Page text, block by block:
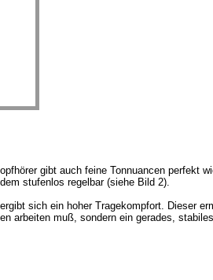
gibt auch feine Tonnuancen perfekt
stufenlos regelbar (siehe Bild 2).
sich ein hoher Tragekompfort. Dieser
arbeiten muß, sondern ein gerades,